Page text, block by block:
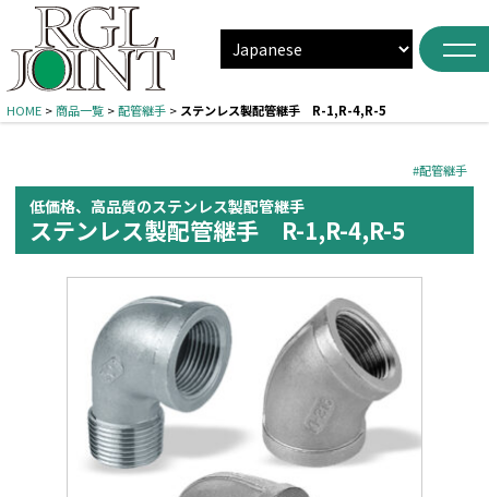
HOME>商品一覧>配管継手> ステンレス製配管継手 R-1,R-4,R-5
#配管継手
低価格、高品質のステンレス製配管継手
ステンレス製配管継手 R-1,R-4,R-5